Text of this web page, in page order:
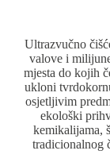
Ultrazvučno
valove i
mjesta do kojih
ukloni
osjetljivim
ekološki
kemikalijama,
tradicionalnog